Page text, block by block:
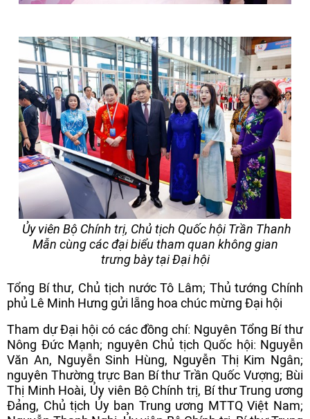
Ủy viên Bộ Chính trị, Chủ tịch Quốc hội Trần Thanh
Mẫn cùng các đại biểu tham quan không gian
trưng bày tại Đại hội
Tổng Bí thư, Chủ tịch nước Tô Lâm; Thủ tướng Chính
phủ Lê Minh Hưng gửi lẵng hoa chúc mừng Đại hội
Tham dự Đại hội có các đồng chí: Nguyên Tổng Bí thư
Nông Đức Mạnh; nguyên Chủ tịch Quốc hội: Nguyễn
Văn An, Nguyễn Sinh Hùng, Nguyễn Thị Kim Ngân;
nguyên Thường trực Ban Bí thư Trần Quốc Vượng; Bùi
Thị Minh Hoài, Ủy viên Bộ Chính trị, Bí thư Trung ương
Đảng, Chủ tịch Ủy ban Trung ương MTTQ Việt Nam;